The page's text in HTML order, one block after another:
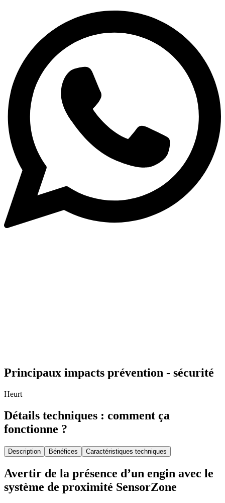
Principaux impacts prévention - sécurité
Heurt
Détails techniques : comment ça
fonctionne ?
Description Bénéfices Caractéristiques techniques
Avertir de la présence d’un engin avec le
système de proximité SensorZone